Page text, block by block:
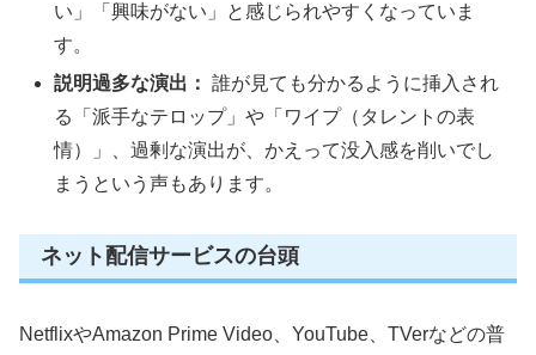
い」「興味がない」と感じられやすくなっていま
す。
説明過多な演出： 誰が見ても分かるように挿入され
る「派手なテロップ」や「ワイプ（タレントの表
情）」、過剰な演出が、かえって没入感を削いでし
まうという声もあります。
ネット配信サービスの台頭
NetflixやAmazon Prime Video、YouTube、TVerなどの普